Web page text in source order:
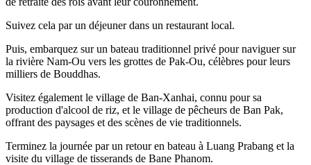
Suivez cela par un déjeuner dans un restaurant local.
Puis, embarquez sur un bateau traditionnel privé pour naviguer sur
la rivière Nam-Ou vers les grottes de Pak-Ou, célèbres pour leurs
milliers de Bouddhas.
Visitez également le village de Ban-Xanhai, connu pour sa
production d'alcool de riz, et le village de pêcheurs de Ban Pak,
offrant des paysages et des scènes de vie traditionnels.
Terminez la journée par un retour en bateau à Luang Prabang et la
visite du village de tisserands de Bane Phanom.